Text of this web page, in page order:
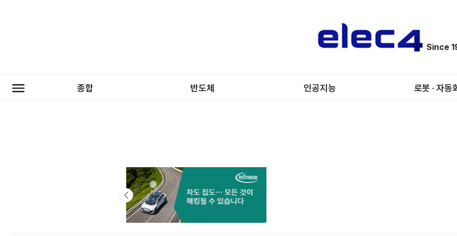
Since
종합 반도체 인공지능 로봇 · 자동